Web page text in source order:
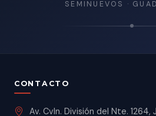
SEMINUEVOS ·
CONTACTO
Av. Cvln. División del Nte. 1264,